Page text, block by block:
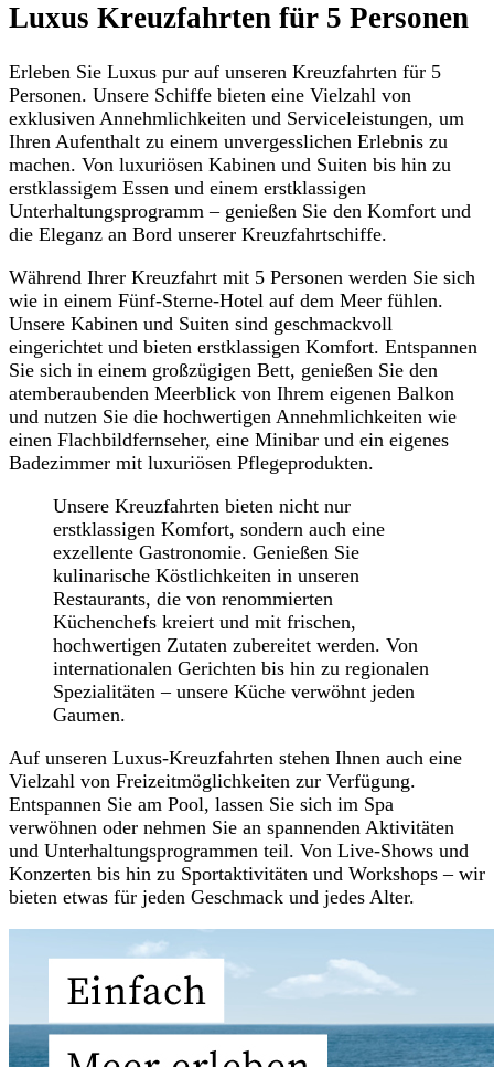
Luxus Kreuzfahrten für 5 Personen
Erleben Sie Luxus pur auf unseren Kreuzfahrten für 5
Personen. Unsere Schiffe bieten eine Vielzahl von
exklusiven Annehmlichkeiten und Serviceleistungen, um
Ihren Aufenthalt zu einem unvergesslichen Erlebnis zu
machen. Von luxuriösen Kabinen und Suiten bis hin zu
erstklassigem Essen und einem erstklassigen
Unterhaltungsprogramm – genießen Sie den Komfort und
die Eleganz an Bord unserer Kreuzfahrtschiffe.
Während Ihrer Kreuzfahrt mit 5 Personen werden Sie sich
wie in einem Fünf-Sterne-Hotel auf dem Meer fühlen.
Unsere Kabinen und Suiten sind geschmackvoll
eingerichtet und bieten erstklassigen Komfort. Entspannen
Sie sich in einem großzügigen Bett, genießen Sie den
atemberaubenden Meerblick von Ihrem eigenen Balkon
und nutzen Sie die hochwertigen Annehmlichkeiten wie
einen Flachbildfernseher, eine Minibar und ein eigenes
Badezimmer mit luxuriösen Pflegeprodukten.
Unsere Kreuzfahrten bieten nicht nur
erstklassigen Komfort, sondern auch eine
exzellente Gastronomie. Genießen Sie
kulinarische Köstlichkeiten in unseren
Restaurants, die von renommierten
Küchenchefs kreiert und mit frischen,
hochwertigen Zutaten zubereitet werden. Von
internationalen Gerichten bis hin zu regionalen
Spezialitäten – unsere Küche verwöhnt jeden
Gaumen.
Auf unseren Luxus-Kreuzfahrten stehen Ihnen auch eine
Vielzahl von Freizeitmöglichkeiten zur Verfügung.
Entspannen Sie am Pool, lassen Sie sich im Spa
verwöhnen oder nehmen Sie an spannenden Aktivitäten
und Unterhaltungsprogrammen teil. Von Live-Shows und
Konzerten bis hin zu Sportaktivitäten und Workshops – wir
bieten etwas für jeden Geschmack und jedes Alter.